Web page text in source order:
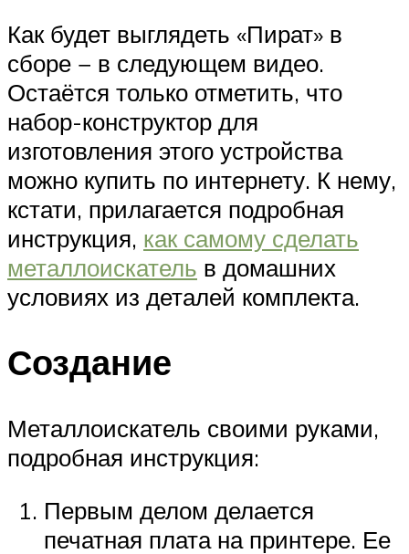
Как будет выглядеть «Пират» в
сборе − в следующем видео.
Остаётся только отметить, что
набор-конструктор для
изготовления этого устройства
можно купить по интернету. К нему,
кстати, прилагается подробная
инструкция, как самому сделать
металлоискатель в домашних
условиях из деталей комплекта.
Создание
Металлоискатель своими руками,
подробная инструкция:
Первым делом делается
печатная плата на принтере. Ее